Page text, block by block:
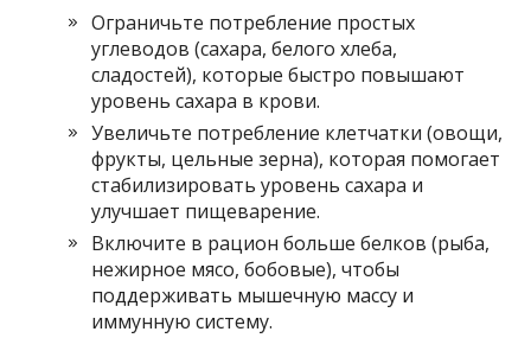
Ограничьте потребление простых
углеводов (сахара, белого хлеба,
сладостей), которые быстро повышают
уровень сахара в крови.
Увеличьте потребление клетчатки (овощи,
фрукты, цельные зерна), которая помогает
стабилизировать уровень сахара и
улучшает пищеварение.
Включите в рацион больше белков (рыба,
нежирное мясо, бобовые), чтобы
поддерживать мышечную массу и
иммунную систему.